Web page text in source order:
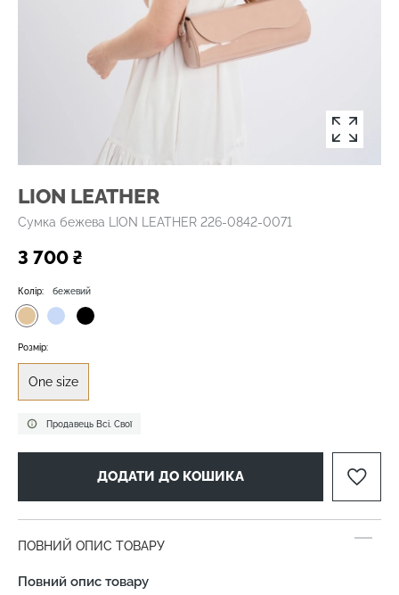
LION LEATHER
Сумка бежева LION LEATHER 226-0842-0071
3 700 ₴
Продавець Всі. Свої
Колір: бежевий
Розмір:
One size
ДОДАТИ ДО КОШИКА
ПОВНИЙ ОПИС ТОВАРУ
Повний опис товару